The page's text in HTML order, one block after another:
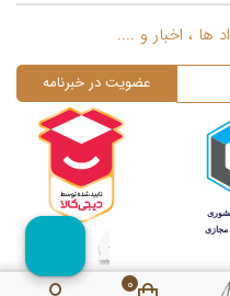
0
ها ، اخبار و ....